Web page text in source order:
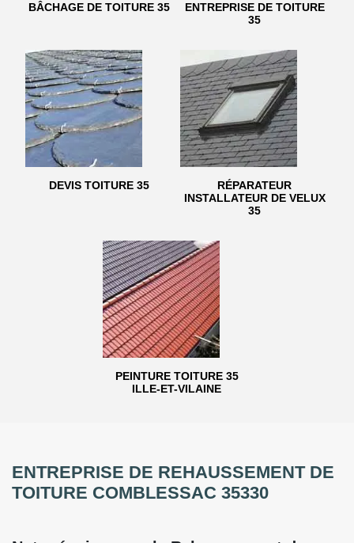
BÂCHAGE DE TOITURE 35
ENTREPRISE DE TOITURE
35
DEVIS TOITURE 35
RÉPARATEUR
INSTALLATEUR DE VELUX
35
PEINTURE TOITURE 35
ILLE-ET-VILAINE
ENTREPRISE DE REHAUSSEMENT DE
TOITURE COMBLESSAC 35330